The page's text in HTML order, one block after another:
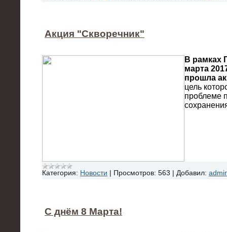
Акция "Скворечник"
В рамках
марта
прошла
цель
проблеме
Категория: Новости Просмотров: 563 Добавил:
С днём 8 Марта!